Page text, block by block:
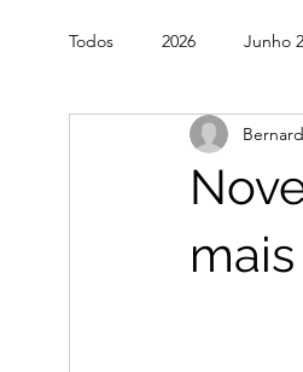
Todos 2026 Junho
2021
mais